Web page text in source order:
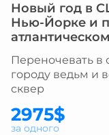
Новый год в
Нью-Йорке и
Переночевать в
городу ведьм и
сквер
2975$
за одного